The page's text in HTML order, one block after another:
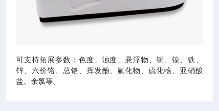
可支持拓展参数：色度、浊度、悬浮物、铜、镍、铁、
锌、六价铬、总铬、挥发酚、氟化物、硫化物、亚硝酸
盐、余氯等。